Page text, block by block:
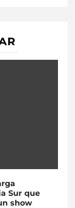
Sur que
show